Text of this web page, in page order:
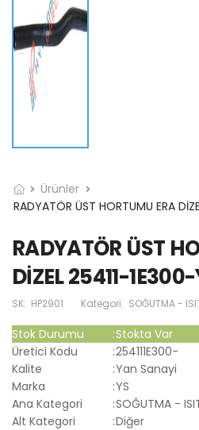
Ürünler
RADYATÖR ÜST HORTUMU ERA
RADYATÖR ÜST
DİZEL 25411-
SK: HP2901 Kategori: SOĞUTMA -
Stok Durumu :Stokta Var
Üretici Kodu
:254111E300-
Kalite
:Yan Sanayi
Marka
:YS
Ana Kategori
:SOĞUTMA -
Alt Kategori
:Diğer